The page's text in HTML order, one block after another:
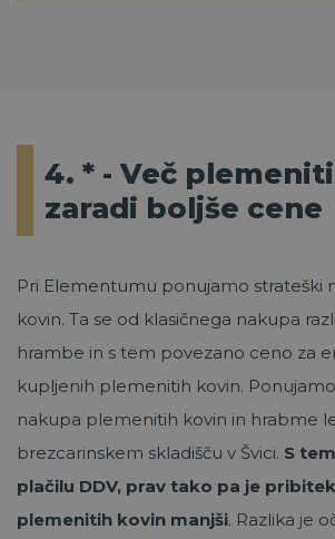
4. * - Več
zaradi boljše cene
Pri Elementumu ponujamo strateški
kovin. Ta se od klasičnega nakupa
hrambe in s tem povezano ceno za
kupljenih plemenitih kovin.
nakupa plemenitih kovin in hrabme
brezcarinskem skladišču v Švici. S
plačilu DDV, prav tako pa je
plemenitih kovin manjši. Razlika je